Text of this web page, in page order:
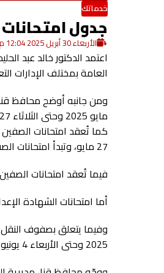
خدماتك
جدول امتحانات
الأربعاء 30 أبريل 2025 12:04 م
العامة بمختلف الإدارات
مايو 2025 وحتى الثلاثاء 27 مايو 2025.
27 مايو، وتبدأ امتحانات الصفين الأول والثاني الإعدادي المهني والدمج خلال نفس المدة المشار إليها.
فيما تُعقد امتحانات الصفين الأول
أما امتحانات الشهادة الإعدادية العامة
2025 وحتى الأربعاء 4 يونيو 2025.